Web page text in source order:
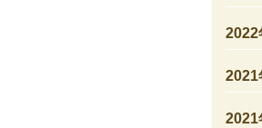
2022
2021
2021